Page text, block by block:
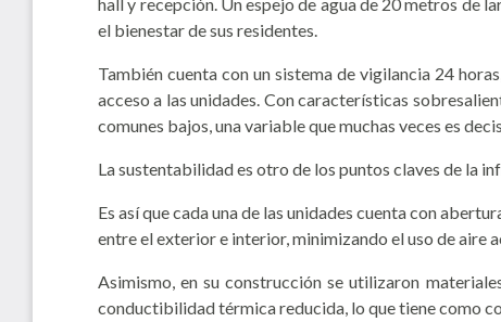
el bienestar de sus residentes.
También cuenta con un sistema de vigilancia 24
acceso a las unidades. Con características
comunes bajos, una variable que muchas veces es
La sustentabilidad es otro de los puntos claves de la
Es así que cada una de las unidades cuenta con
entre el exterior e interior, minimizando el uso de aire
Asimismo, en su construcción se utilizaron
conductibilidad térmica reducida, lo que tiene como